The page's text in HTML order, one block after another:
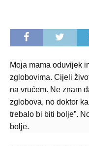
Moja mama oduvijek
zglobovima. Cijeli
na vrućem. Ne znam
zglobova, no doktor
trebalo bi biti bolje”.
bolje.